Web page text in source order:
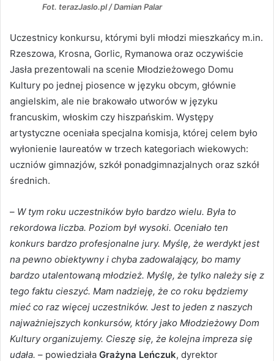
Fot. terazJaslo.pl / Damian Palar
Uczestnicy konkursu, którymi byli młodzi mieszkańcy m.in.
Rzeszowa, Krosna, Gorlic, Rymanowa oraz oczywiście
Jasła prezentowali na scenie Młodzieżowego Domu
Kultury po jednej piosence w języku obcym, głównie
angielskim, ale nie brakowało utworów w języku
francuskim, włoskim czy hiszpańskim. Występy
artystyczne oceniała specjalna komisja, której celem było
wyłonienie laureatów w trzech kategoriach wiekowych:
uczniów gimnazjów, szkół ponadgimnazjalnych oraz szkół
średnich.
– W tym roku uczestników było bardzo wielu. Była to
rekordowa liczba. Poziom był wysoki. Oceniało ten
konkurs bardzo profesjonalne jury. Myślę, że werdykt jest
na pewno obiektywny i chyba zadowalający, bo mamy
bardzo utalentowaną młodzież. Myślę, że tylko należy się z
tego faktu cieszyć. Mam nadzieję, że co roku będziemy
mieć co raz więcej uczestników. Jest to jeden z naszych
najważniejszych konkursów, który jako Młodzieżowy Dom
Kultury organizujemy. Cieszę się, że kolejna impreza się
udała. – powiedziała Grażyna Leńczuk, dyrektor